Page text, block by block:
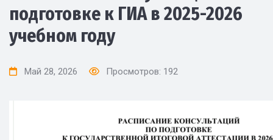
подготовке к ГИА в 2025-2026
учебном году
Май 28, 2026 Просмотров: 192